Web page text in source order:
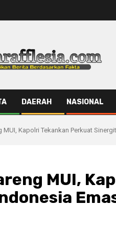
DAERAH NASIONAL
MUI, Kapolri Tekankan Perkuat
MUI,